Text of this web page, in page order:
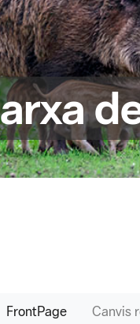
FrontPage Canvis